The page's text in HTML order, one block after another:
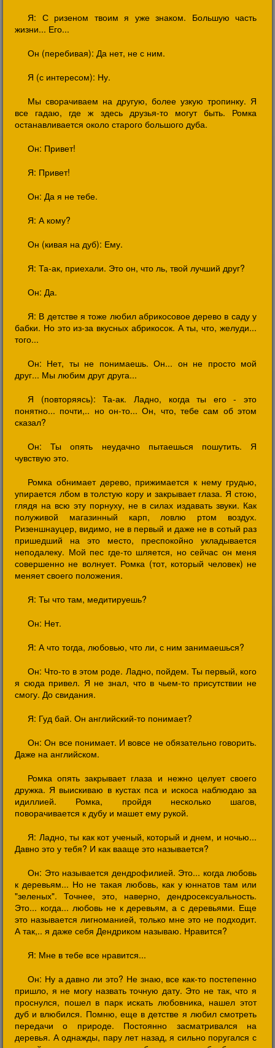
Я: С ризеном твоим я уже знаком. Большую часть
жизни... Его...
Он (перебивая): Да нет, не с ним.
Я (с интересом): Ну.
Мы сворачиваем на другую, более узкую тропинку. Я
все гадаю, где ж здесь друзья-то могут быть. Ромка
останавливается около старого большого дуба.
Он: Привет!
Я: Привет!
Он: Да я не тебе.
Я: А кому?
Он (кивая на дуб): Ему.
Я: Та-ак, приехали. Это он, что ль, твой лучший друг?
Он: Да.
Я: В детстве я тоже любил абрикосовое дерево в саду у
бабки. Но это из-за вкусных абрикосок. А ты, что, желуди...
того...
Он: Нет, ты не понимаешь. Он... он не просто мой
друг... Мы любим друг друга...
Я (повторяясь): Та-ак. Ладно, когда ты его - это
понятно... почти,.. но он-то... Он, что, тебе сам об этом
сказал?
Он: Ты опять неудачно пытаешься пошутить. Я
чувствую это.
Ромка обнимает дерево, прижимается к нему грудью,
упирается лбом в толстую кору и закрывает глаза. Я стою,
глядя на всю эту порнуху, не в силах издавать звуки. Как
полуживой магазинный карп, ловлю ртом воздух.
Ризеншнауцер, видимо, не в первый и даже не в сотый раз
пришедший на это место, преспокойно укладывается
неподалеку. Мой пес где-то шляется, но сейчас он меня
совершенно не волнует. Ромка (тот, который человек) не
меняет своего положения.
Я: Ты что там, медитируешь?
Он: Нет.
Я: А что тогда, любовью, что ли, с ним занимаешься?
Он: Что-то в этом роде. Ладно, пойдем. Ты первый, кого
я сюда привел. Я не знал, что в чьем-то присутствии не
смогу. До свидания.
Я: Гуд бай. Он английский-то понимает?
Он: Он все понимает. И вовсе не обязательно говорить.
Даже на английском.
Ромка опять закрывает глаза и нежно целует своего
дружка. Я выискиваю в кустах пса и искоса наблюдаю за
идиллией. Ромка, пройдя несколько шагов,
поворачивается к дубу и машет ему рукой.
Я: Ладно, ты как кот ученый, который и днем, и ночью...
Давно это у тебя? И как вааще это называется?
Он: Это называется дендрофилией. Это... когда любовь
к деревьям... Но не такая любовь, как у юннатов там или
"зеленых". Точнее, это, наверно, дендросексуальность.
Это... когда... любовь не к деревьям, а с деревьями. Еще
это называется лигноманией, только мне это не подходит.
А так,.. я даже себя Дендриком называю. Нравится?
Я: Мне в тебе все нравится...
Он: Ну а давно ли это? Не знаю, все как-то постепенно
пришло, я не могу назвать точную дату. Это не так, что я
проснулся, пошел в парк искать любовника, нашел этот
дуб и влюбился. Помню, еще в детстве я любил смотреть
передачи о природе. Постоянно засматривался на
деревья. А однажды, пару лет назад, я сильно поругался с